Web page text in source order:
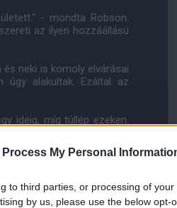
Process My Personal
to third parties, or processing of
by us, please use the below opt-
- mondta Robson.
az ilyen hozzáállású
neki is komoly elvárásai
alakultak. Ezáltal az
ideig, míg túllép ezeken.
ne térne vissza remek
Ezek pedig arra
a jó formáját. Csak idõ